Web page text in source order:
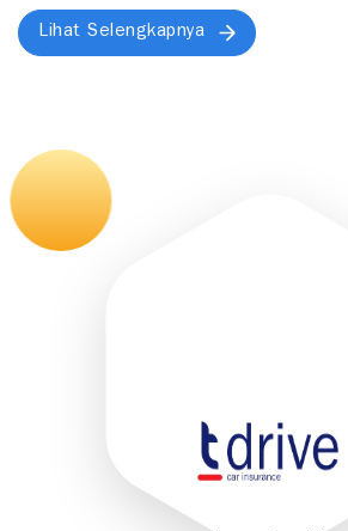
Lihat Selengkapnya